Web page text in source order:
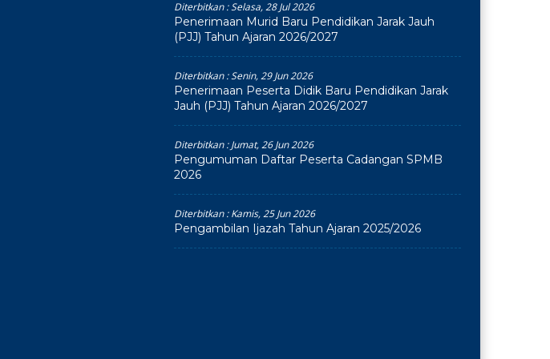
Diterbitkan :Selasa, 28 Jul 2026
Penerimaan Murid Baru Pendidikan Jarak Jauh
(PJJ) Tahun Ajaran 2026/2027
Diterbitkan :Senin, 29 Jun 2026
Penerimaan Peserta Didik Baru Pendidikan Jarak
Jauh (PJJ) Tahun Ajaran 2026/2027
Diterbitkan :Jumat, 26 Jun 2026
Pengumuman Daftar Peserta Cadangan SPMB
2026
Diterbitkan :Kamis, 25 Jun 2026
Pengambilan Ijazah Tahun Ajaran 2025/2026